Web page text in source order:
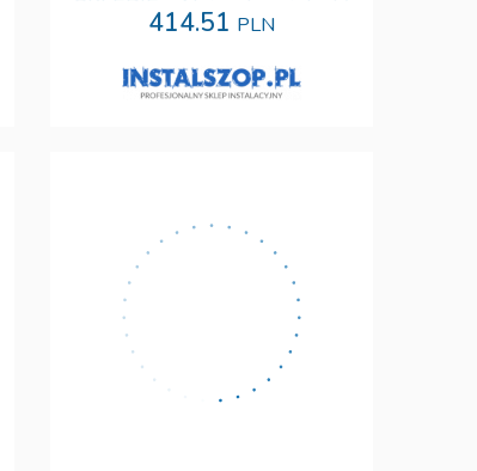
SKLEPIE • Najwyższa jakość
414.51 PLN